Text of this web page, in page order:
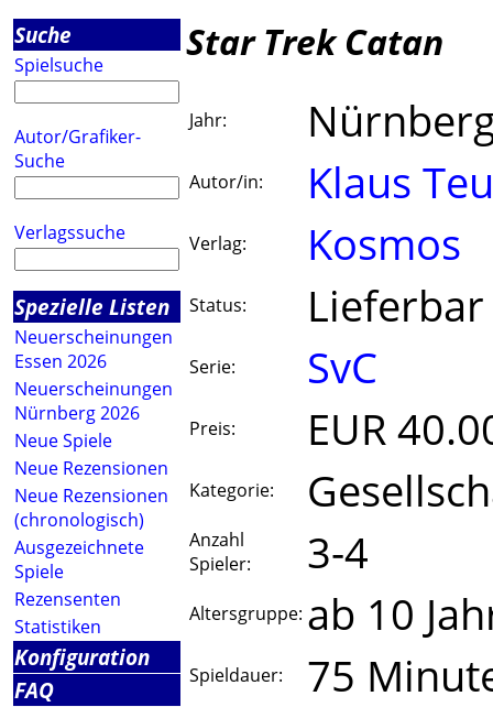
Suche
Spielsuche
Autor/Grafiker-
Suche
Verlagssuche
Spezielle Listen
Neuerscheinungen
Essen 2026
Neuerscheinungen
Nürnberg 2026
Neue Spiele
Neue Rezensionen
Neue Rezensionen
(chronologisch)
Ausgezeichnete
Spiele
Rezensenten
Statistiken
Konfiguration
FAQ
Star Trek Catan
Jahr:
Autor/in: Klaus
Verlag: Kosmos
Status: Lieferbar
Serie: SvC
Preis: EUR
Kategorie:
Anzahl
Spieler:
3-4
Altersgruppe: ab 10
Spieldauer: 75